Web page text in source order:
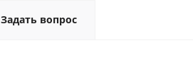
Задать вопрос